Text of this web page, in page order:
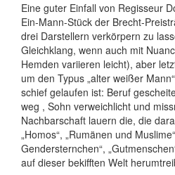
Eine guter Einfall von Regisseur
Ein-Mann-Stück der Brecht-
drei Darstellern verkörpern zu
Gleichklang, wenn auch mit
Hemden variieren leicht), aber
um den Typus „alter weißer
schief gelaufen ist: Beruf
weg , Sohn verweichlicht und
Nachbarschaft lauern die, die
„Homos“, „Rumänen und
Gendersternchen“,
auf dieser bekifften Welt